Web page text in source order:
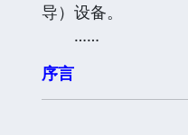
导）设备。
……
序言